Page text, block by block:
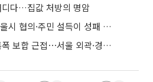
디다…집값 처방의 명암
정부 공급카드 임박…서울시 협의·주민 설득이 성패 가른다
강남·서초 아파트값 오름폭 보합 근접⋯서울 외곽·경기 남부 중심 매수세